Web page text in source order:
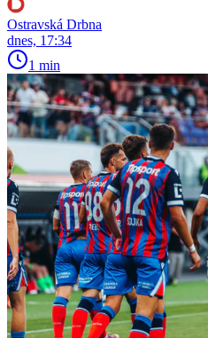
Ostravská Drbna
dnes, 17:34
1 min